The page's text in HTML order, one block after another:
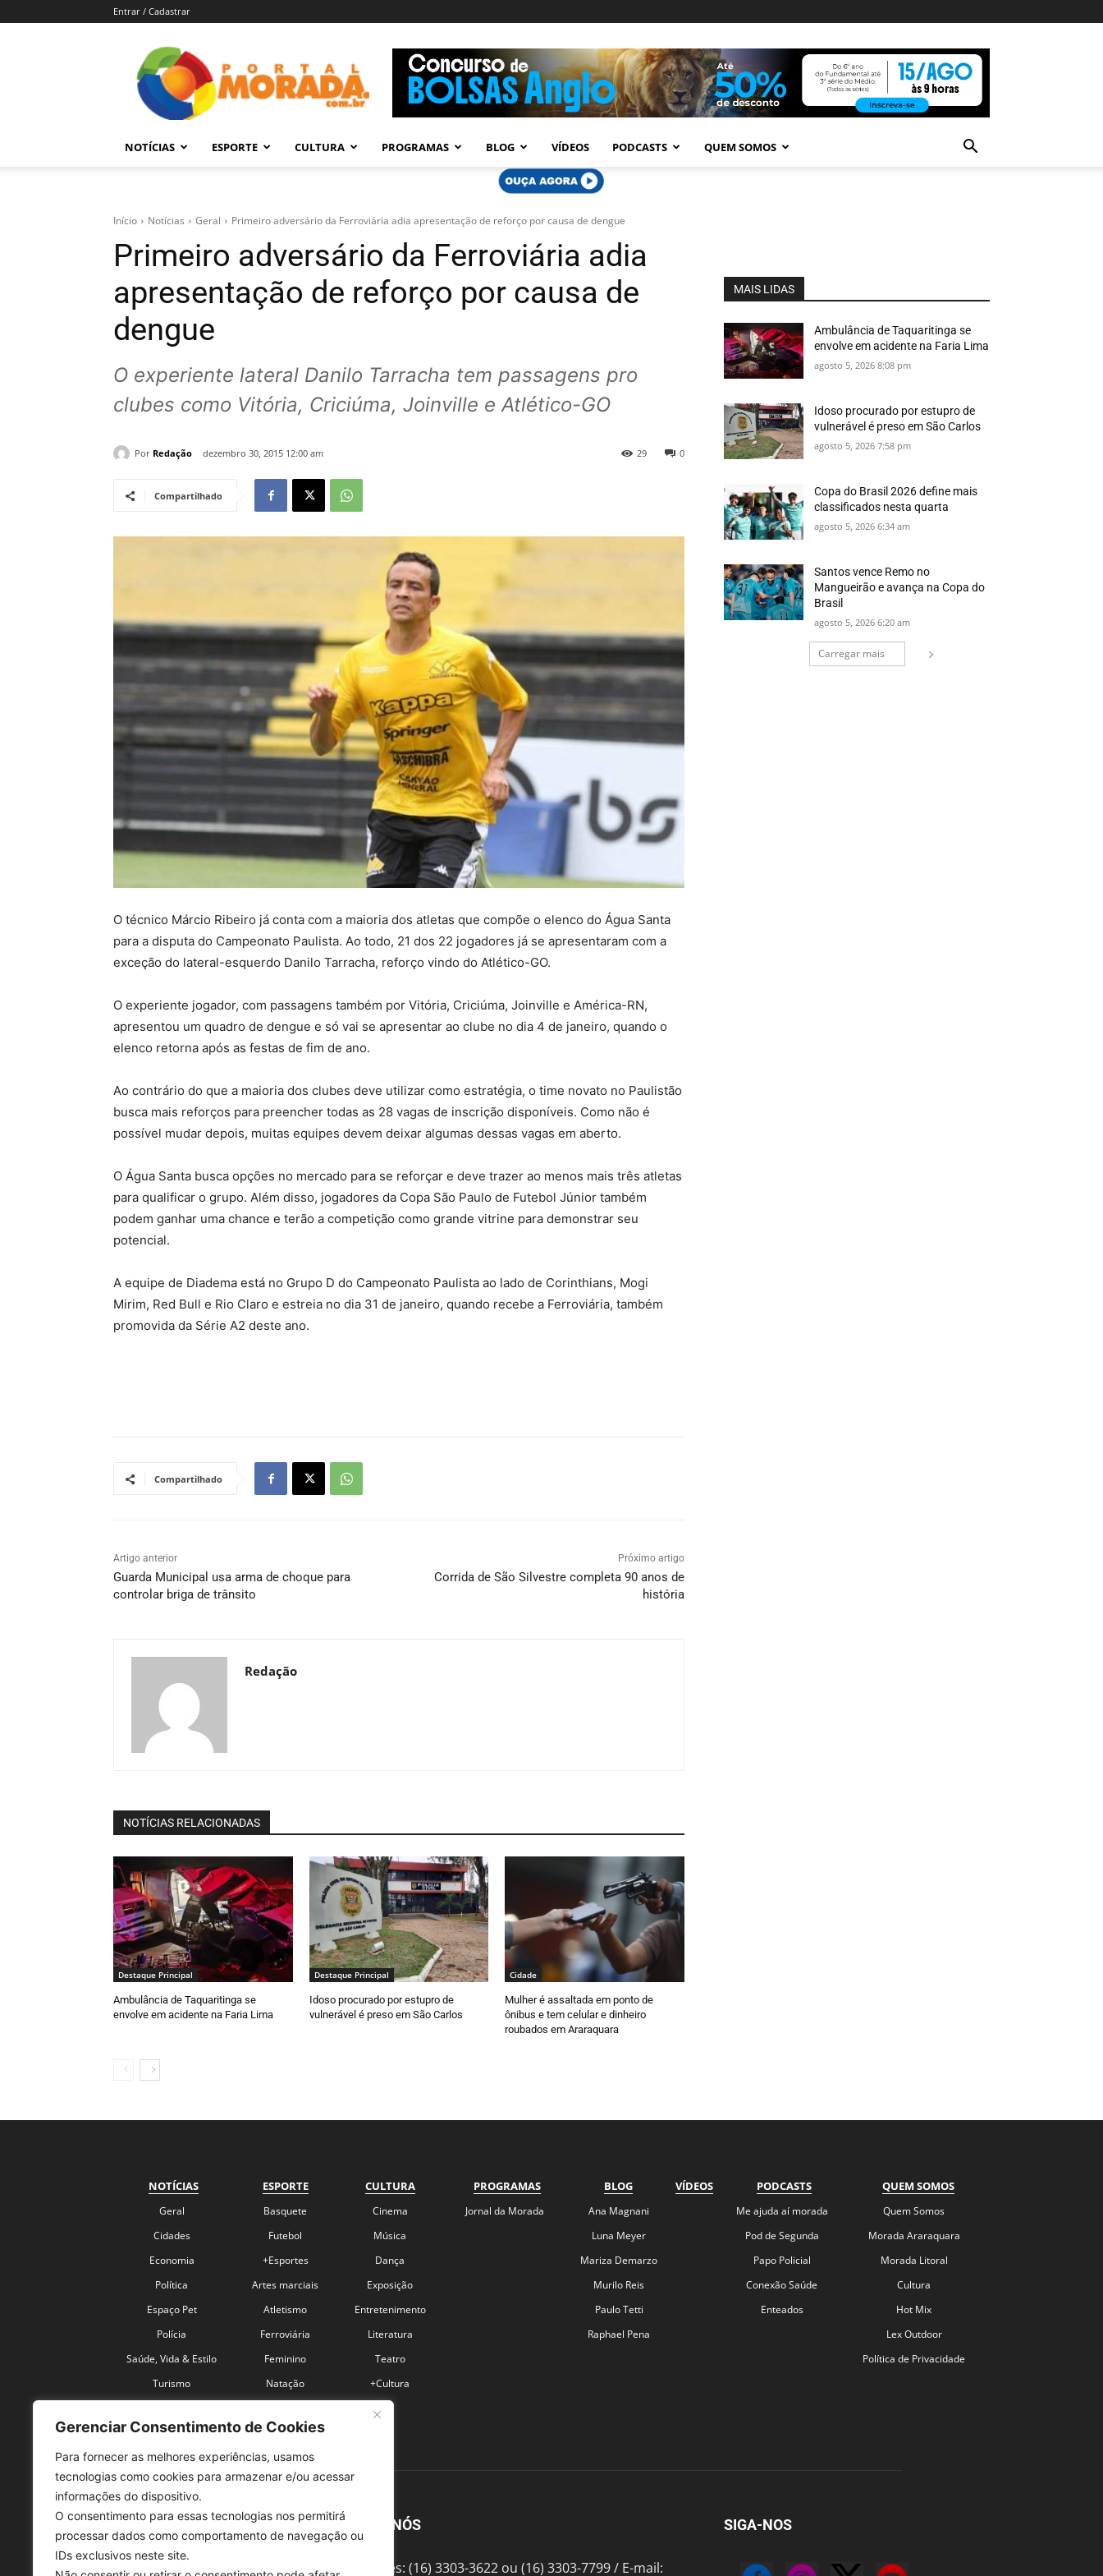
Gerenciar Consentimento de Cookies
Para fornecer as melhores experiências, usamos
tecnologias como cookies para armazenar e/ou acessar
informações do dispositivo.
O consentimento para essas tecnologias nos permitirá
processar dados como comportamento de navegação ou
IDs exclusivos neste site.
Entrar / Cadastrar
Morada
–
Araraquara
NOTÍCIAS ESPORTE CULTURA PROGRAMAS BLOG VÍDEOS PODCASTS QUEM SOMOS
Início Notícias Geral Primeiro adversário da Ferroviária adia apresentação de reforço por causa de dengue
Primeiro adversário da Ferroviária adia
apresentação de reforço por causa de
dengue
O experiente lateral Danilo Tarracha tem passagens pro
clubes como Vitória, Criciúma, Joinville e Atlético-GO
Por Redação dezembro 30, 2015 12:00 am 0
29
Compartilhado
O técnico Márcio Ribeiro já conta com a maioria dos atletas que compõe o elenco do Água Santa
para a disputa do Campeonato Paulista. Ao todo, 21 dos 22 jogadores já se apresentaram com a
exceção do lateral-esquerdo Danilo Tarracha, reforço vindo do Atlético-GO.
O experiente jogador, com passagens também por Vitória, Criciúma, Joinville e América-RN,
apresentou um quadro de dengue e só vai se apresentar ao clube no dia 4 de janeiro, quando o
elenco retorna após as festas de fim de ano.
Ao contrário do que a maioria dos clubes deve utilizar como estratégia, o time novato no Paulistão
busca mais reforços para preencher todas as 28 vagas de inscrição disponíveis. Como não é
possível mudar depois, muitas equipes devem deixar algumas dessas vagas em aberto.
O Água Santa busca opções no mercado para se reforçar e deve trazer ao menos mais três atletas
para qualificar o grupo. Além disso, jogadores da Copa São Paulo de Futebol Júnior também
podem ganhar uma chance e terão a competição como grande vitrine para demonstrar seu
potencial.
A equipe de Diadema está no Grupo D do Campeonato Paulista ao lado de Corinthians, Mogi
Mirim, Red Bull e Rio Claro e estreia no dia 31 de janeiro, quando recebe a Ferroviária, também
promovida da Série A2 deste ano.
Compartilhado
Artigo anterior
Guarda Municipal usa arma de choque para
controlar briga de trânsito
Próximo artigo
Corrida de São Silvestre completa 90 anos de
história
Redação
NOTÍCIAS RELACIONADAS
Destaque Principal
Ambulância de Taquaritinga se
envolve em acidente na Faria Lima
Destaque Principal
Idoso procurado por estupro de
vulnerável é preso em São Carlos
Cidade
Mulher é assaltada em ponto de
ônibus e tem celular e dinheiro
roubados em Araraquara
MAIS LIDAS
Ambulância de Taquaritinga se
envolve em acidente na Faria Lima
agosto 5, 2026 8:08 pm
Idoso procurado por estupro de
vulnerável é preso em São Carlos
agosto 5, 2026 7:58 pm
Copa do Brasil 2026 define mais
classificados nesta quarta
agosto 5, 2026 6:34 am
Santos vence Remo no
Mangueirão e avança na Copa do
Brasil
agosto 5, 2026 6:20 am
Carregar mais
NOTÍCIAS
Geral
Cidades
Economia
Política
Espaço Pet
Polícia
Saúde, Vida & Estilo
Turismo
ESPORTE
Basquete
Futebol
+Esportes
Artes marciais
Atletismo
Ferroviária
Feminino
Natação
CULTURA
Cinema
Música
Dança
Exposição
Entretenimento
Literatura
Teatro
+Cultura
PROGRAMAS
Jornal da Morada
BLOG
Ana Magnani
Luna Meyer
Mariza Demarzo
Murilo Reis
Paulo Tetti
Raphael Pena
VÍDEOS PODCASTS
Me ajuda aí morada
Pod de Segunda
Papo Policial
Conexão Saúde
Enteados
QUEM SOMOS
Quem Somos
Morada Araraquara
Morada Litoral
Cultura
Hot Mix
Lex Outdoor
Política de Privacidade
SOBRE NÓS
Telefones: (16) 3303-3622 ou (16) 3303-7799 / E-mail:
SIGA-NOS